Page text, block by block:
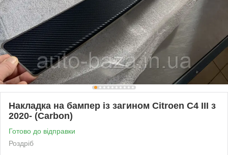
Накладка на бампер із загином Citroen C4 III з
2020- (Carbon)
Готово до відправки
Роздріб